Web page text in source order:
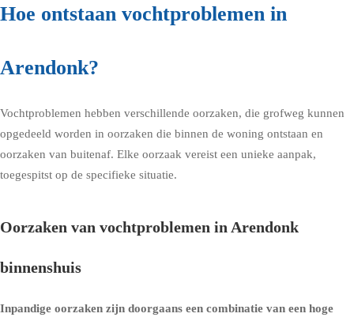
Hoe ontstaan vochtproblemen in
Arendonk?
Vochtproblemen hebben verschillende oorzaken, die grofweg kunnen
opgedeeld worden in oorzaken die binnen de woning ontstaan en
oorzaken van buitenaf. Elke oorzaak vereist een unieke aanpak,
toegespitst op de specifieke situatie.
Oorzaken van vochtproblemen in Arendonk
binnenshuis
Inpandige oorzaken zijn doorgaans een combinatie van een hoge